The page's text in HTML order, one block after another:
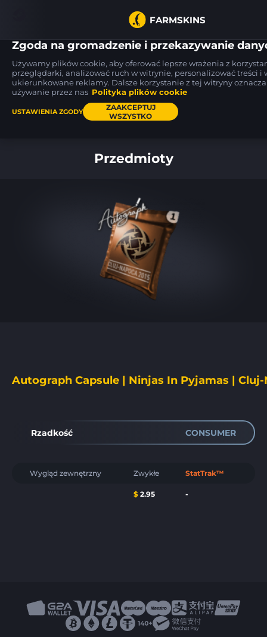
FARMSKINS
MAC-10
Light Box BS
M4A1-S
Electrum
MAC-10
Przedmioty
Autograph Capsule | Ninjas In Pyjamas | Cluj-
Rzadkość CONSUMER
Wygląd zewnętrzny Zwykłe StatTrak™
$ 2.95 -
Zgoda na gromadzenie i przekazywanie
Używamy plików cookie, aby oferować lepsze wrażenia z
przeglądarki, analizować ruch w witrynie, personalizować treści i
ukierunkowane reklamy. Dalsze korzystanie z tej witryny
używanie przez nas Polityka plików cookie
USTAWIENIA ZGODY
ZAAKCEPTUJ
WSZYSTKO